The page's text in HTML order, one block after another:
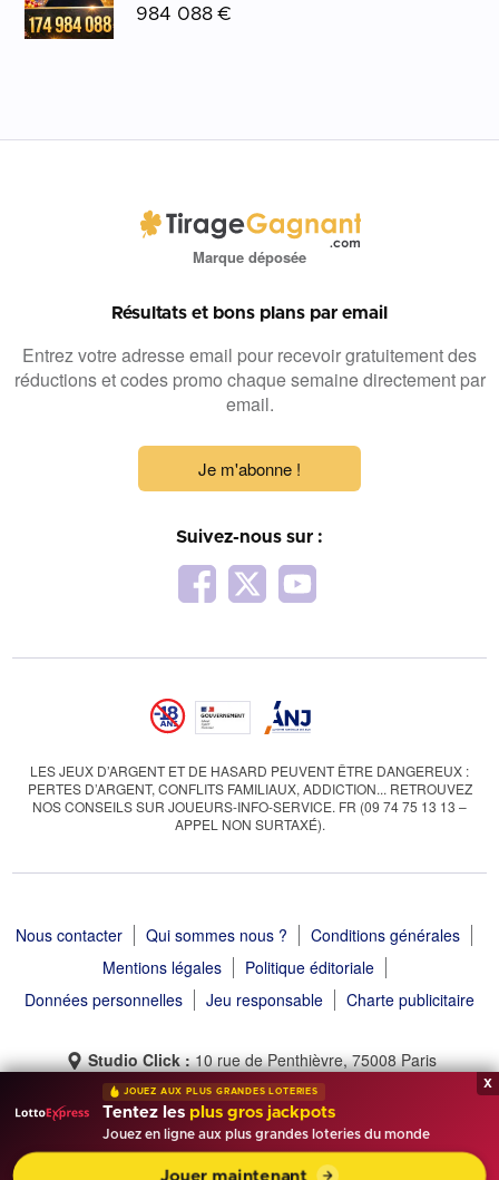
984 088 €
Marque déposée
Résultats et bons plans par email
Entrez votre adresse email pour recevoir gratuitement des
réductions et codes promo chaque semaine directement par
email.
Je m'abonne !
Suivez-nous sur :
LES JEUX D’ARGENT ET DE HASARD PEUVENT ÊTRE DANGEREUX :
PERTES D’ARGENT, CONFLITS FAMILIAUX, ADDICTION... RETROUVEZ
NOS CONSEILS SUR JOUEURS-INFO-SERVICE. FR (09 74 75 13 13 –
APPEL NON SURTAXÉ).
Nous contacter Qui sommes nous ?
Conditions générales
Mentions légales
Politique éditoriale
Données personnelles
Jeu responsable Charte publicitaire
Studio Click :10 rue de Penthièvre, 75008 Paris
Tirage Gagnant © 2013 - 2026 - Tous droits réservés
x
JOUEZ AUX PLUS GRANDES LOTERIES
Tentez les plus gros jackpots
Jouez en ligne aux plus grandes loteries du monde
Jouer maintenant